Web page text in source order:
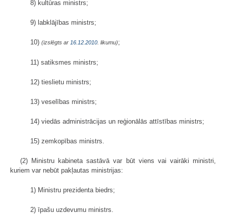
8) kultūras ministrs;
9) labklājības ministrs;
10) (izslēgts ar 16.12.2010 . likumu);
11) satiksmes ministrs;
12) tieslietu ministrs;
13) veselības ministrs;
14) viedās administrācijas un reģionālās attīstības ministrs;
15) zemkopības ministrs.
(2) Ministru kabineta sastāvā var būt viens vai vairāki ministri,
kuriem var nebūt pakļautas ministrijas:
1) Ministru prezidenta biedrs;
2) īpašu uzdevumu ministrs.